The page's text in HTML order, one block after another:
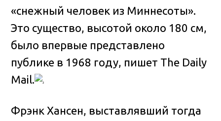
«снежный человек из Миннесоты».
Это существо, высотой около 180 см,
было впервые представлено
публике в 1968 году, пишет The Daily
Mail.
Фрэнк Хансен, выставлявший тогда